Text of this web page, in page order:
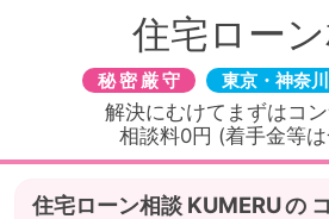
住宅ロー
秘密厳守 東京・神奈
解決にむけてまずはコン
相談料0円 (着手金等
住宅ローン相談 の